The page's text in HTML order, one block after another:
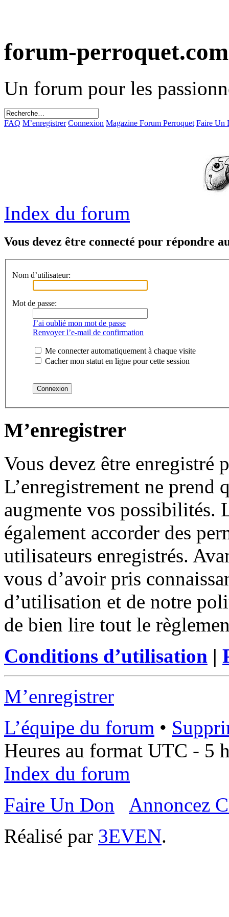
forum-perroquet.com
Un forum pour les
FAQ M’enregistrer Connexion Magazine Forum Perroquet Faire Un
Index du forum
Vous devez être connecté pour répondre
Nom d’utilisateur:
Mot de passe:
J’ai oublié mon mot de passe
Renvoyer l’e-mail de confirmation
Me connecter automatiquement à chaque visite
Cacher mon statut en ligne pour cette session
M’enregistrer
Vous devez être enregistré
L’enregistrement ne prend
augmente vos possibilités.
également accorder des
utilisateurs enregistrés.
vous d’avoir pris
d’utilisation et de notre
de bien lire tout le
Conditions d’utilisation |
M’enregistrer
L’équipe du forum •
Heures au format UTC - 5
Index du forum
Faire Un Don
Annoncez
Réalisé par 3EVEN.